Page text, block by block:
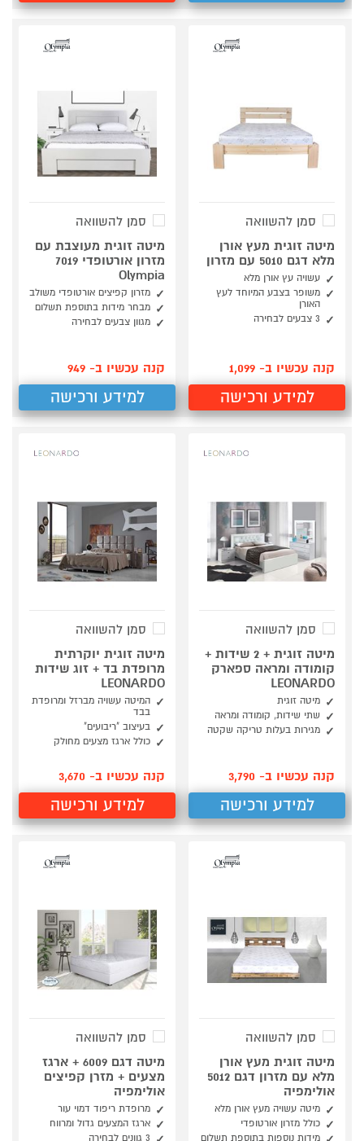
סמן להשוואה
מיטה זוגית מעץ אורן
מלא דגם 5010 עם מזרון
עשויה עץ אורן מלא
משופר בצבע המיוחד לעץ
האורן
3 צבעים לבחירה
קנה עכשיו ב- 1,099
למידע ורכישה
סמן להשוואה
מיטה זוגית מעוצבת עם
מזרון אורטופדי 7019
Olympia
מזרון קפיצים אורטופדי משולב
מבחר מידות בתוספת תשלום
מגוון צבעים לבחירה
קנה עכשיו ב- 949
למידע ורכישה
סמן להשוואה
מיטה זוגית + 2 שידות +
קומודה ומראה ספארק
LEONARDO
מיטה זוגית
שתי שידות, קומודה ומראה
מגירות בעלות טריקה שקטה
קנה עכשיו ב- 3,790
למידע ורכישה
סמן להשוואה
מיטה זוגית יוקרתית
מרופדת בד + זוג שידות
LEONARDO
המיטה עשויה מברזל ומרופדת
בבד
בעיצוב "ריבועים"
כולל ארגז מצעים מחולק
קנה עכשיו ב- 3,670
למידע ורכישה
סמן להשוואה
מיטה זוגית מעץ אורן
מלא עם מזרון דגם 5012
אולימפיה
מיטה עשויה מעץ אורן מלא
כולל מזרון אורטופדי
מידות נוספות בתוספת תשלום
סמן להשוואה
מיטה דגם 6009 + ארגז
מצעים + מזרן קפיצים
אולימפיה
מרופדת ריפוד דמוי עור
ארגז המצעים גדול ומרווח
3 גוונים לבחירה